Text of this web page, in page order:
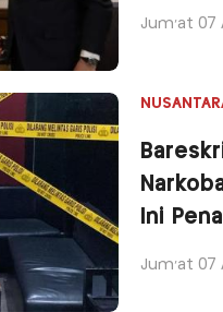
Jum'at 07
Ini
Jum'at 07